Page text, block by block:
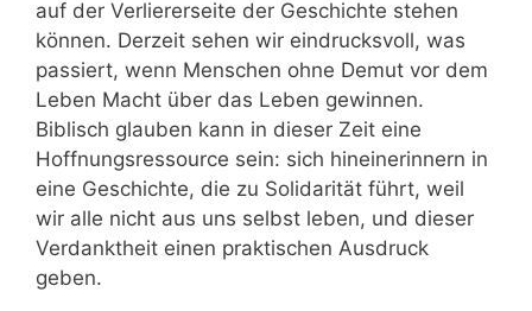
auf der Verliererseite der Geschichte stehen
können. Derzeit sehen wir eindrucksvoll, was
passiert, wenn Menschen ohne Demut vor dem
Leben Macht über das Leben gewinnen.
Biblisch glauben kann in dieser Zeit eine
Hoffnungsressource sein: sich hineinerinnern in
eine Geschichte, die zu Solidarität führt, weil
wir alle nicht aus uns selbst leben, und dieser
Verdanktheit einen praktischen Ausdruck
geben.